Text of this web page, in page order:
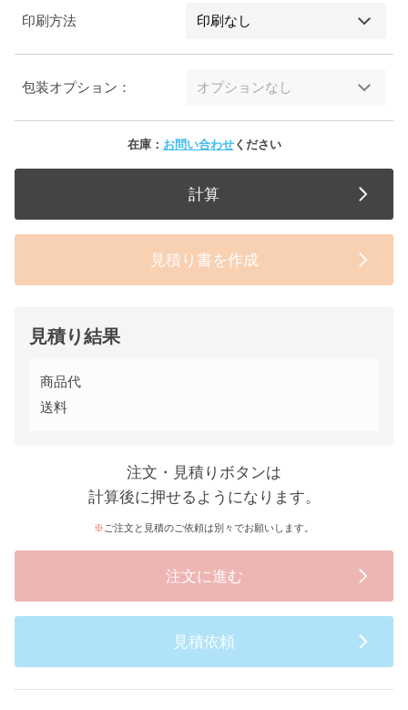
印刷方法
包装オプション：
在庫： お問い合わせください
計算
見積り書を作成
見積り結果
商品代
送料
注文・見積りボタンは
計算後に押せるようになります。
ご注文と見積のご依頼は別々でお願いします。
注文に進む
見積依頼